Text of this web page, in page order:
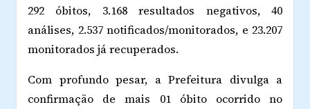
292 óbitos, 3.168 resultados negativos, 40
análises, 2.537 notificados/monitorados, e 23.207
monitorados já recuperados.
Com profundo pesar, a Prefeitura divulga a
confirmação de mais 01 óbito ocorrido no